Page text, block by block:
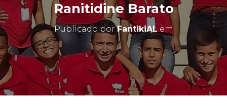
E
G
O
Ranitidine Barato
Publicado porFantikiALem